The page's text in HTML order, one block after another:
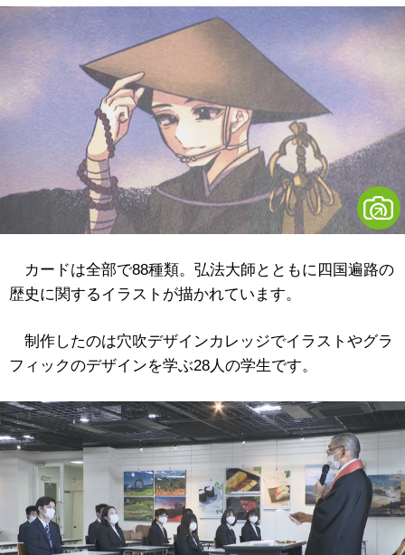
カードは全部で88種類。弘法大師とともに四国遍路の
歴史に関するイラストが描かれています。
制作したのは穴吹デザインカレッジでイラストやグラ
フィックのデザインを学ぶ28人の学生です。